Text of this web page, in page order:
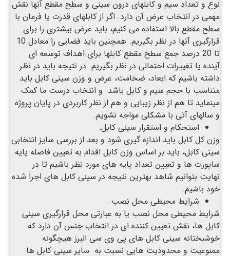
نوع و تعداد سیم و کابلهای درون سینی و سطح مقطع آنها نقش
مهمی در انتخاب عرض آن دارد. اگر از کابلهای قدرت یا فرمان با
سطح مقطع بالا استفاده می کنیم، باید عرض بیشتری را برای
قرارگیری آنها در نظر بگیریم. همچنین باید فضایی را معادل 10
تا 20 درصد جمع سطح مقطع کابلها برای اهداف توسعه ای
آینده یا تغییرات احتمالی در نظر بگیریم. در نتیجه باید در نظر
داشته باشیم که ابعاد، ضخامت، عرض و وزن سینی کابل باید
متناسب با حجم سیم و کابل باشد و انتخاب درست ما کمک
مینماید تا هم از نظر زیبایی و هم از نظر کاربردی در پایان پروژه
و سالهای آتی با مشکلی مواجه نشویم.
استحکام و استقرار سینی کابل:
وزن کل کابل باید اندازه گیری شود و بعد از بررسی سایز انتخابی
سینی کابل، باید بر اساس وزن کابل اقدام به تعیین فاصله پایه
ساپورت ها و تعیین تعداد پایه های مورد نظر باشیم تا در
نهایت بتوانیم شاهد بهترین نتیجه در سینی کابل های اجرا شده
خود باشیم.
شرایط محیطی محل نصب :
شرایط محیطی محل نصب یا به عبارتی محل قرارگیری سینی
کابل ها، نقش تعیین کننده ای در انتخاب جنس آن دارد که
خوشبختانه سینی کابل های پی وی سی البرز هیچگونه
ممنوعیت و محدودیت هایی نسبت به سایر سینی کابل ها